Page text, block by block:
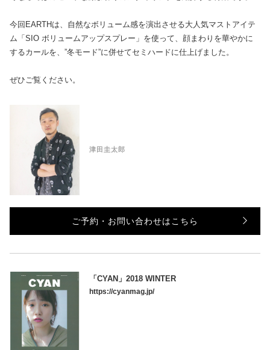
今回EARTHは、自然なボリューム感を演出させる大人気マストアイテ
ム「SIO ボリュームアップスプレー」を使って、顔まわりを華やかに
するカールを、”冬モード”に併せてセミハードに仕上げました。
ぜひご覧ください。
津田圭太郎
ご予約・お問い合わせはこちら
「CYAN」2018 WINTER
https://cyanmag.jp/